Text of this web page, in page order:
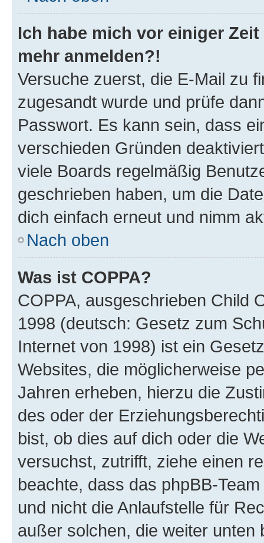
Ich habe mich vor einiger
mehr anmelden?!
Versuche zuerst, die E-Mail zu
zugesandt wurde und prüfe
Passwort. Es kann sein, dass
verschieden Gründen
viele Boards regelmäßig
geschrieben haben, um die
dich einfach erneut und nimm
Nach oben
Was ist COPPA?
COPPA, ausgeschrieben Child
1998 (deutsch: Gesetz zum
Internet von 1998) ist ein
Websites, die möglicherweise
Jahren erheben, hierzu die
des oder der
bist, ob dies auf dich oder die
versuchst, zutrifft, ziehe einen
beachte, dass das phpBB-
und nicht die Anlaufstelle für
außer solchen, die weiter unten